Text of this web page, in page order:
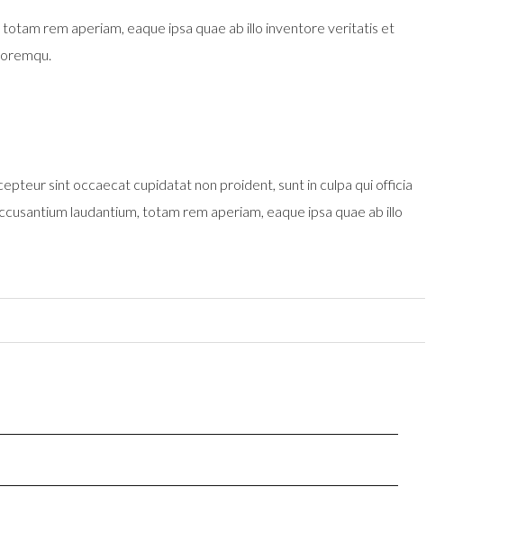
rem aperiam, eaque ipsa quae ab illo inventore veritatis et
sint occaecat cupidatat non proident, sunt in culpa qui officia
laudantium, totam rem aperiam, eaque ipsa quae ab illo